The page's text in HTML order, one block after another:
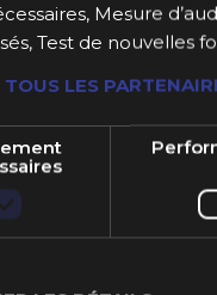
Mesure
Test de nouvelles
LES